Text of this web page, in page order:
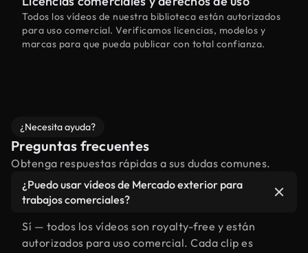
Todos los vídeos de nuestra biblioteca están autorizados
para uso comercial. Verificamos licencias, modelos y
marcas para que pueda publicar con total confianza.
¿Necesita ayuda?
Preguntas frecuentes
Obtenga respuestas rápidas a sus dudas comunes.
¿Puedo usar vídeos de Mercado exterior para
trabajos comerciales?
Sí — todos los vídeos son royalty-free y están
autorizados para uso comercial. Cada clip es